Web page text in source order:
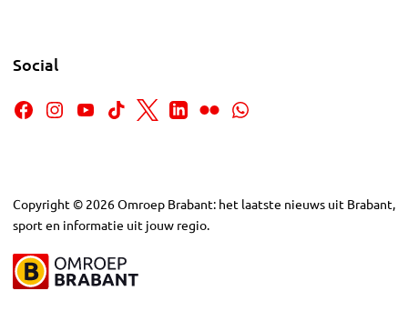
Social
Copyright © 2026Omroep Brabant: het laatste nieuws uit Brabant,
sport en informatie uit jouw regio.